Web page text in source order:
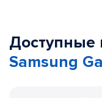
Доступные
Samsung